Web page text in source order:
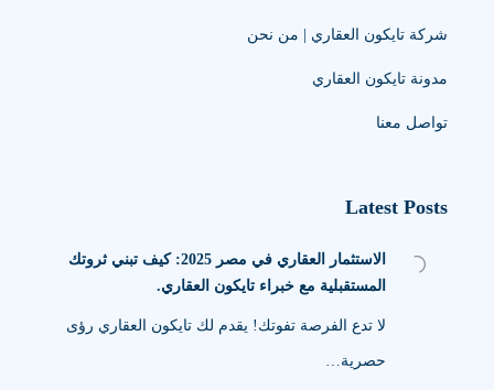
شركة تايكون العقاري | من نحن
مدونة تايكون العقاري
تواصل معنا
Latest Posts
الاستثمار العقاري في مصر 2025: كيف تبني ثروتك
المستقبلية مع خبراء تايكون العقاري.
لا تدع الفرصة تفوتك! يقدم لك تايكون العقاري رؤى
حصرية…